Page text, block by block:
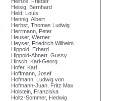
Heisig, Bernhard
Held, Louis
Hennig, Albert
Herbst, Thomas Ludwig
Herrmann, Peter
Heuser, Werner
Heyser, Friedrich Wilhelm
Hippold, Erhard
Hippold-Ahnert, Gussy
Hirsch, Karl-Georg
Hofer, Karl
Hoffmann, Josef
Hofmann, Ludwig von
Hofmann-Juan, Fritz Max
Holstein, Franziska
Holtz-Sommer, Hedwig